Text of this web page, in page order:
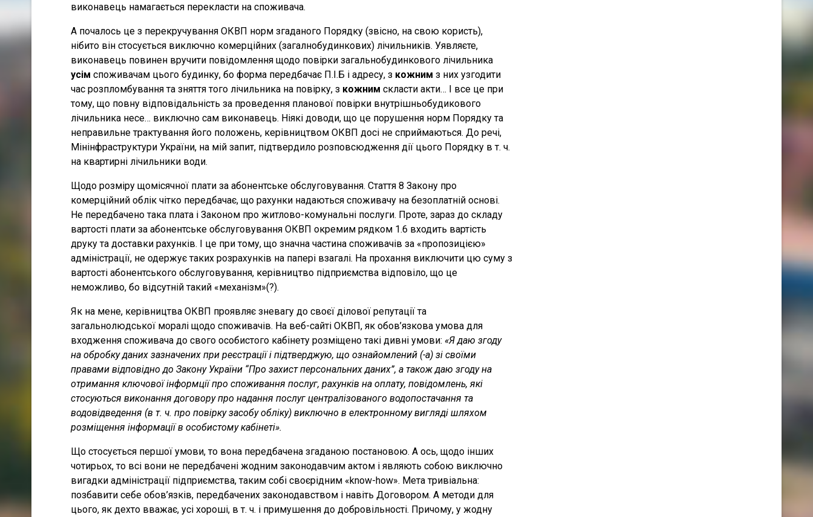
виконавець намагається перекласти на споживача.
А почалось це з перекручування ОКВП норм згаданого Порядку (звісно, на свою користь),
нібито він стосується виключно комерційних (загалнобудинкових) лічильників. Уявляєте,
виконавець повинен вручити повідомлення щодо повірки загальнобудинкового лічильника
усім споживачам цього будинку, бо форма передбачає П.І.Б і адресу, з кожним з них узгодити
час розпломбування та зняття того лічильника на повірку, з кожним скласти акти… І все це при
тому, що повну відповідальність за проведення планової повірки внутрішньобудикового
лічильника несе… виключно сам виконавець. Ніякі доводи, що це порушення норм Порядку та
неправильне трактування його положень, керівництвом ОКВП досі не сприймаються. До речі,
Мінінфраструктури України, на мій запит, підтвердило розповсюдження дії цього Порядку в т. ч.
на квартирні лічильники води.
Щодо розміру щомісячної плати за абонентське обслуговування. Стаття 8 Закону про
комерційний облік чітко передбачає, що рахунки надаються споживачу на безоплатній основі.
Не передбачено така плата і Законом про житлово-комунальні послуги. Проте, зараз до складу
вартості плати за абонентське обслуговування ОКВП окремим рядком 1.6 входить вартість
друку та доставки рахунків. І це при тому, що значна частина споживачів за «пропозицією»
адміністрації, не одержує таких розрахунків на папері взагалі. На прохання виключити цю суму з
вартості абонентського обслуговування, керівництво підприємства відповіло, що це
неможливо, бо відсутній такий «механізм»(?).
Як на мене, керівництва ОКВП проявляє зневагу до своєї ділової репутації та
загальнолюдської моралі щодо споживачів. На веб-сайті ОКВП, як обов’язкова умова для
входження споживача до свого особистого кабінету розміщено такі дивні умови: «Я даю згоду
на обробку даних зазначених при реєстрації і підтверджую, що ознайомлений (-а) зі своїми
правами відповідно до Закону України “Про захист персональних даних”, а також даю згоду на
отримання ключової інформції про споживання послуг, рахунків на оплату, повідомлень, які
стосуються виконання договору про надання послуг централізованого водопостачання та
водовідведення (в т. ч. про повірку засобу обліку) виключно в електронному вигляді шляхом
розміщення інформації в особистому кабінеті».
Що стосується першої умови, то вона передбачена згаданою постановою. А ось, щодо інших
чотирьох, то всі вони не передбачені жодним законодавчим актом і являють собою виключно
вигадки адміністрації підприємства, таким собі своєрідним «know-how». Мета тривіальна:
позбавити себе обов’язків, передбачених законодавством і навіть Договором. А методи для
цього, як дехто вважає, усі хороші, в т. ч. і примушення до добровільності. Причому, у жодну